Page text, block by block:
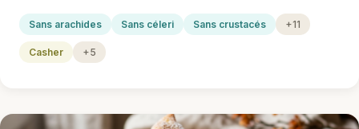
Sans arachides Sans céleri Sans crustacés +11
Casher +5